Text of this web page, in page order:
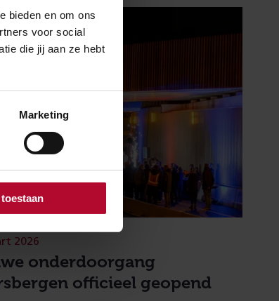
bieden en om ons
voor social
die jij aan ze hebt
Marketing
onderdoorgang
officieel geopend
2026